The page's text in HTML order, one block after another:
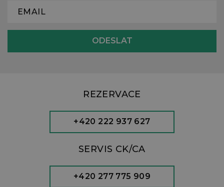
REZERVACE
+420 222 937 627
SERVIS CK/CA
+420 277 775 909